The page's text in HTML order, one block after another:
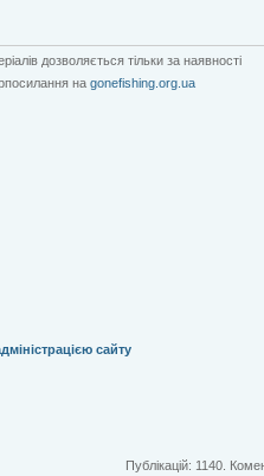
дозволяється тільки за наявності
на gonefishing.org.ua
сайту
Публікацій: 1140.